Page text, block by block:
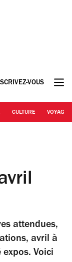
VOUS
CULTURE VOYAGE
attendues,
avril à
expos. Voici